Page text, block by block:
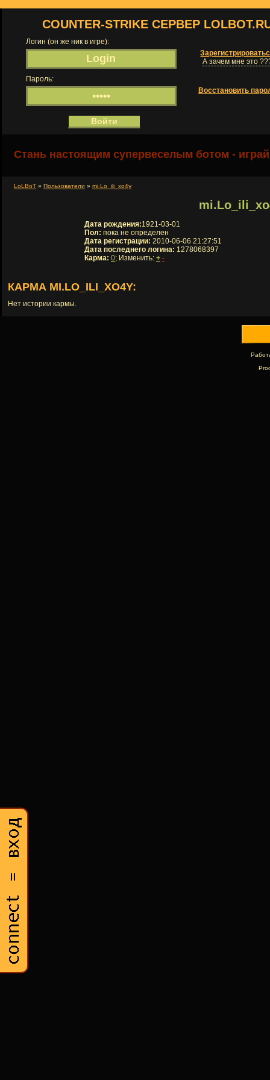
COUNTER-STRIKE СЕРВЕР
Логин (он же ник в игре):
А зачем мне это
Пароль:
Восстановить
Стань настоящим супервеселым ботом -
LoLBoT » Пользователи » mi.Lo_ili_xo4y
Дата рождения:1921-03-01
Пол: пока не определен
Дата регистрации: 2010-06-06 21:27:51
Дата последнего логина: 1278068397
Карма: 0; Изменить: + -
КАРМА MI.LO_ILI_XO4Y:
Нет истории кармы.